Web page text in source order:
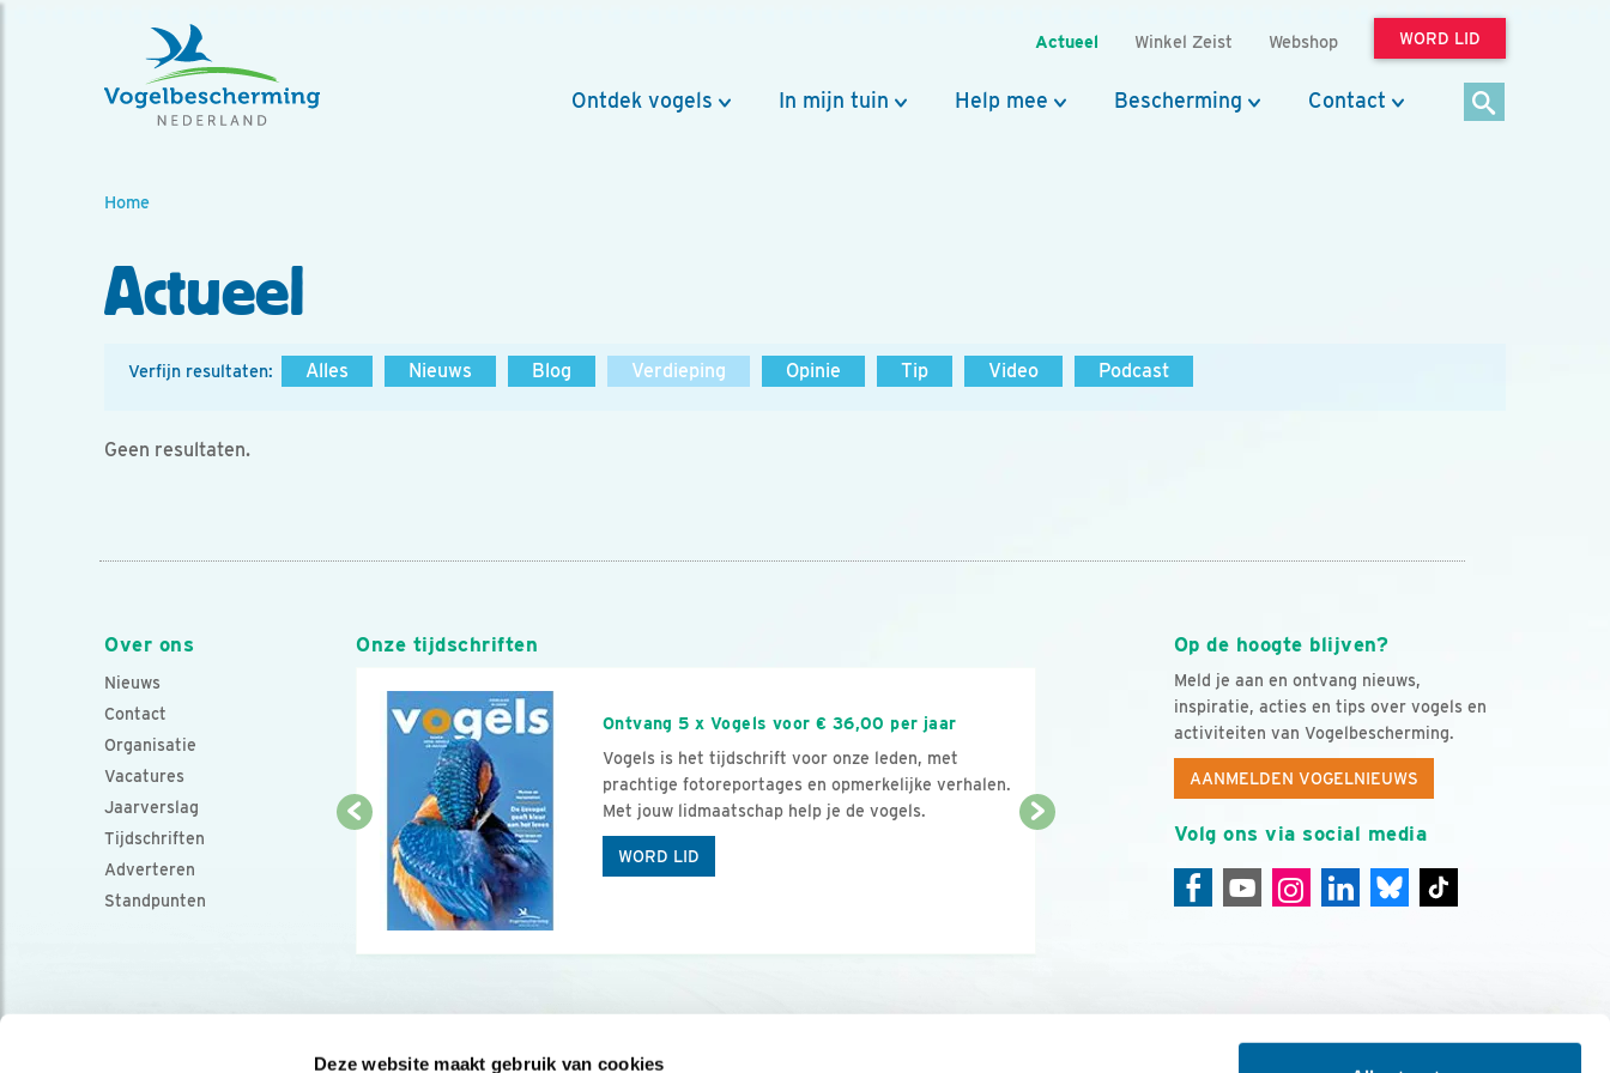
Deze website maakt gebruik van cookies
Actueel Winkel Zeist Webshop WORD LID
Ontdek vogels In mijn tuin Help mee Bescherming Contact
Home
Actueel
Verfijn resultaten: Alles Nieuws Blog Verdieping Opinie Tip Video Podcast
Geen resultaten.
Over ons
Nieuws
Contact
Organisatie
Vacatures
Jaarverslag
Tijdschriften
Adverteren
Standpunten
Op de hoogte blijven?
Meld je aan en ontvang nieuws,
inspiratie, acties en tips over vogels en
activiteiten van Vogelbescherming.
AANMELDEN VOGELNIEUWS
Volg ons via social media
Onze tijdschriften
Ontvang 5 x Vogels voor € 36,00 per jaar
Vogels is het tijdschrift voor onze leden, met
prachtige fotoreportages en opmerkelijke verhalen.
Met jouw lidmaatschap help je de vogels.
WORD LID